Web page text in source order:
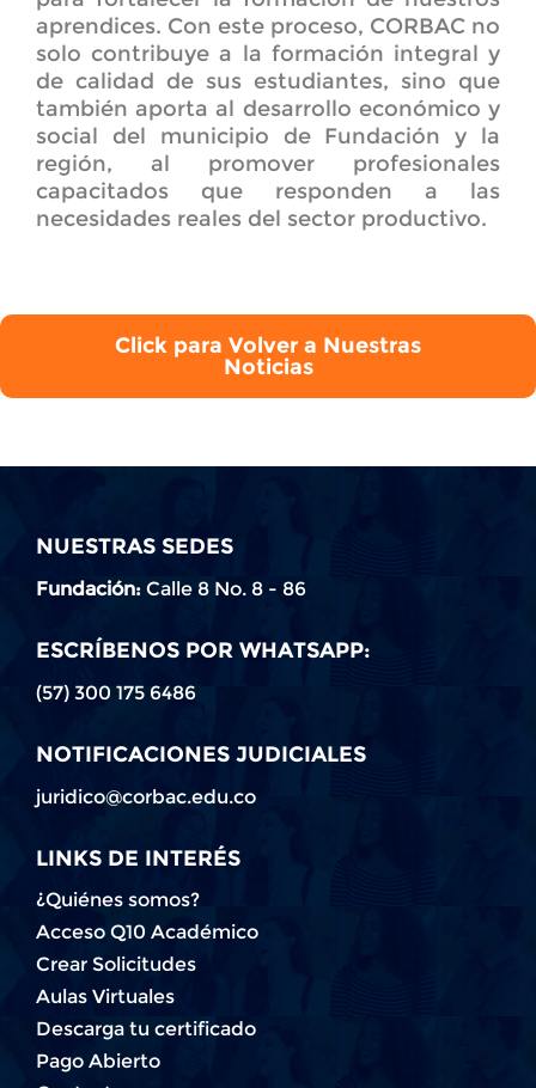
aprendices. Con este proceso, CORBAC no
solo contribuye a la formación integral y
de calidad de sus estudiantes, sino que
también aporta al desarrollo económico y
social del municipio de Fundación y la
región, al promover profesionales
capacitados que responden a las
necesidades reales del sector productivo.
Click para Volver a Nuestras
Noticias
NUESTRAS SEDES
Fundación: Calle 8 No. 8 - 86
ESCRÍBENOS POR WHATSAPP:
(57) 300 175 6486
NOTIFICACIONES JUDICIALES
juridico@corbac.edu.co
LINKS DE INTERÉS
¿Quiénes somos?
Acceso Q10 Académico
Crear Solicitudes
Aulas Virtuales
Descarga tu certificado
Pago Abierto